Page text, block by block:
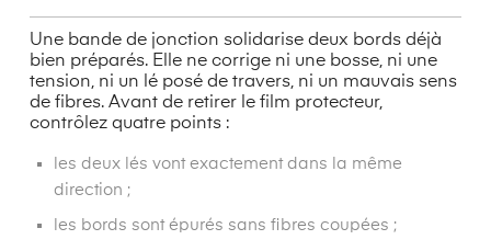
Une bande de jonction solidarise deux bords déjà
bien préparés. Elle ne corrige ni une bosse, ni une
tension, ni un lé posé de travers, ni un mauvais sens
de fibres. Avant de retirer le film protecteur,
contrôlez quatre points :
les deux lés vont exactement dans la même
direction ;
les bords sont épurés sans fibres coupées ;